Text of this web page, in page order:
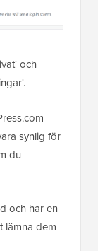
och
synlig för
du
och har en
lämna dem